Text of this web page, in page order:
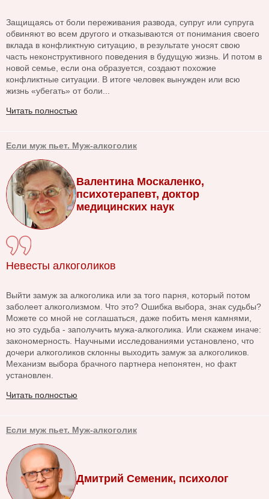
Защищаясь от боли переживания развода, супруг или супруга
обвиняют во всем другого и отказываются от понимания своего
вклада в конфликтную ситуацию, в результате уносят свою
часть неконструктивного поведения в будущую жизнь. И потом в
новой семье, если она образуется, создают похожие
конфликтные ситуации. В итоге человек вынужден или всю
жизнь «убегать» от боли...
Читать полностью
Если муж пьет. Муж-алкоголик
Валентина Москаленко,
психотерапевт, доктор
медицинских наук
Невесты алкоголиков
Выйти замуж за алкоголика или за того парня, который потом
заболеет алкоголизмом. Что это? Ошибка выбора, знак судьбы?
Можете со мной не соглашаться, даже побить меня камнями,
но это судьба - заполучить мужа-алкоголика. Или скажем иначе:
закономерность. Научными исследованиями установлено, что
дочери алкоголиков склонны выходить замуж за алкоголиков.
Механизм выбора брачного партнера непонятен, но факт
установлен.
Читать полностью
Если муж пьет. Муж-алкоголик
Дмитрий Семеник, психолог